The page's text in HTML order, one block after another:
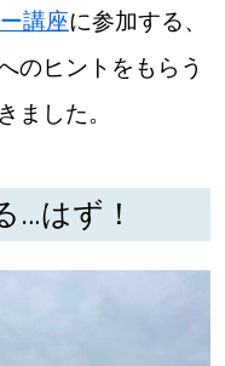
規約
講座に参加する、
のヒントをもらう
ました。
…はず！